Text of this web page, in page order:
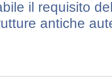
il requisito
antiche